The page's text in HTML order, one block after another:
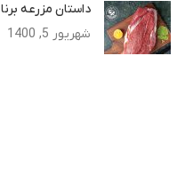
داستان مزرعه برنا
شهریور 5, 1400